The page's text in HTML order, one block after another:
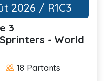
2026 / R1C3
3
- World
18 Partants